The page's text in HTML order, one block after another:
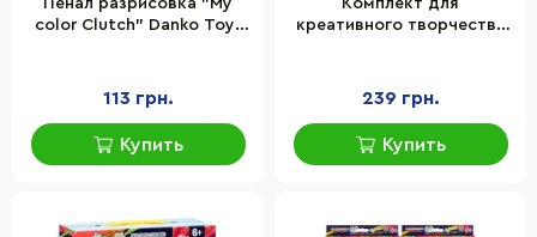
Пенал разрисовка "My
color Clutch" Danko Toys
113 грн.
Купить
Комплект для
креативного творчества
239 грн.
Купить